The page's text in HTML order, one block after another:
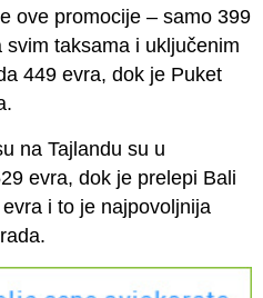
ove promocije – samo 399
taksama i uključenim
449 evra, dok je Puket
na Tajlandu su u
evra, dok je prelepi Bali
i to je najpovoljnija